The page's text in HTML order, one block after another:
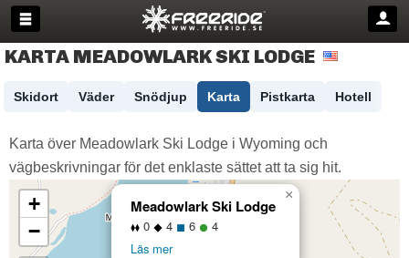
KARTA MEADOWLARK SKI LODGE
Skidort Väder Snödjup Karta Pistkarta Hotell
Karta över Meadowlark Ski Lodge i Wyoming och
vägbeskrivningar för det enklaste sättet att ta sig hit.
Meadowlark Ski Lodge
0 4 6
4
Läs mer
×
+
−